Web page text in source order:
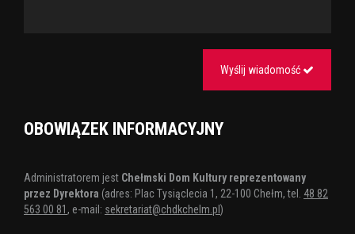
Wyślij wiadomość
OBOWIĄZEK INFORMACYJNY
Administratorem jest Chełmski Dom Kultury reprezentowany
przez Dyrektora (adres: Plac Tysiąclecia 1, 22-100 Chełm, tel. 48 82
563 00 81 , e-mail: sekretariat@chdkchelm.pl )